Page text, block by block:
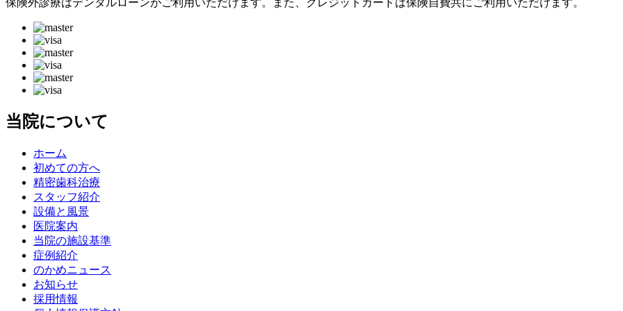
保険外診療はデンタルローンがご利用いただけます。また、クレジットカードは保険自費共にご利用いただけます。
当院について
ホーム
初めての方へ
精密歯科治療
スタッフ紹介
設備と風景
医院案内
当院の施設基準
症例紹介
のかめニュース
お知らせ
採用情報